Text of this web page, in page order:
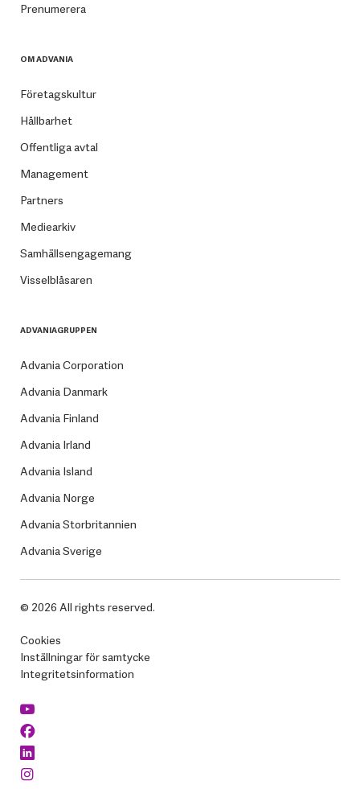
Prenumerera
OM ADVANIA
Företagskultur
Hållbarhet
Offentliga avtal
Management
Partners
Mediearkiv
Samhällsengagemang
Visselblåsaren
ADVANIAGRUPPEN
Advania Corporation
Advania Danmark
Advania Finland
Advania Irland
Advania Island
Advania Norge
Advania Storbritannien
Advania Sverige
© 2026 All rights reserved.
Cookies
Inställningar för samtycke
Integritetsinformation